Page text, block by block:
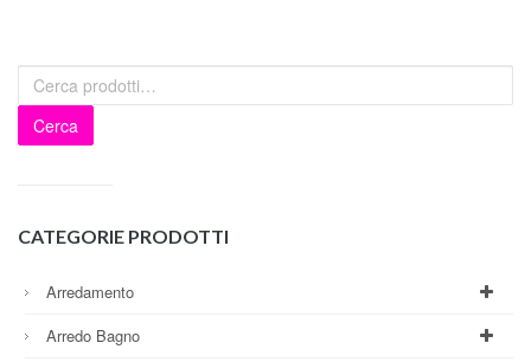
Cerca
CATEGORIE PRODOTTI
Arredamento
Arredo Bagno